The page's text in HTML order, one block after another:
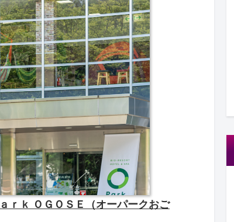
ｒｋ ＯＧＯＳＥ（オーパークおご